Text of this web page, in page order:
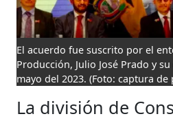
El acuerdo fue suscrito por el
Producción, Julio José Prado y
mayo del 2023.(Foto: captura de
La división de